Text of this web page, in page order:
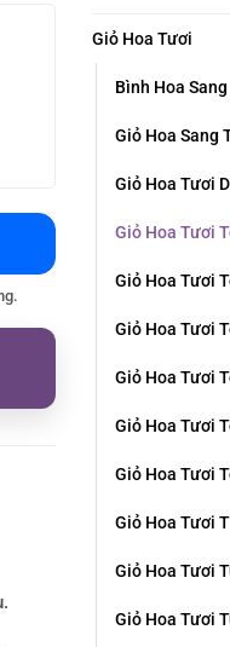
Giỏ Hoa Tươi
Bình Hoa
Giỏ Hoa Sang
Giỏ Hoa Tươi
Giỏ Hoa Tươi
Giỏ Hoa Tươi
Giỏ Hoa Tươi
Giỏ Hoa Tươi
Giỏ Hoa Tươi
Giỏ Hoa Tươi
Giỏ Hoa Tươi
Giỏ Hoa Tươi
Giỏ Hoa Tươi